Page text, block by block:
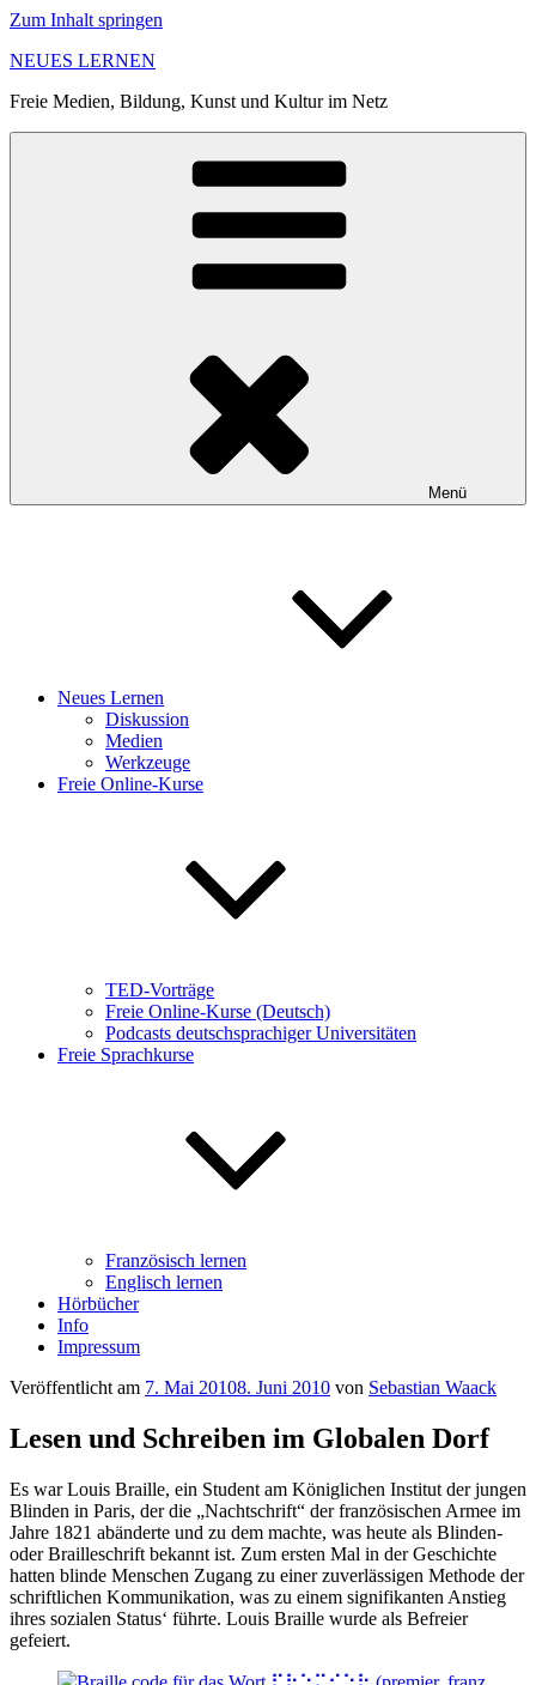
Zum Inhalt springen
NEUES LERNEN
Freie Medien, Bildung, Kunst und Kultur im Netz
Menü
Neues Lernen
Diskussion
Medien
Werkzeuge
Freie Online-Kurse
TED-Vorträge
Freie Online-Kurse (Deutsch)
Podcasts deutschsprachiger Universitäten
Freie Sprachkurse
Französisch lernen
Englisch lernen
Hörbücher
Info
Impressum
Veröffentlicht am 7. Mai 20108. Juni 2010 von Sebastian Waack
Lesen und Schreiben im Globalen Dorf
Es war Louis Braille, ein Student am Königlichen Institut der jungen
Blinden in Paris, der die „Nachtschrift“ der französischen Armee im
Jahre 1821 abänderte und zu dem machte, was heute als Blinden-
oder Brailleschrift bekannt ist. Zum ersten Mal in der Geschichte
hatten blinde Menschen Zugang zu einer zuverlässigen Methode der
schriftlichen Kommunikation, was zu einem signifikanten Anstieg
ihres sozialen Status‘ führte. Louis Braille wurde als Befreier
gefeiert.